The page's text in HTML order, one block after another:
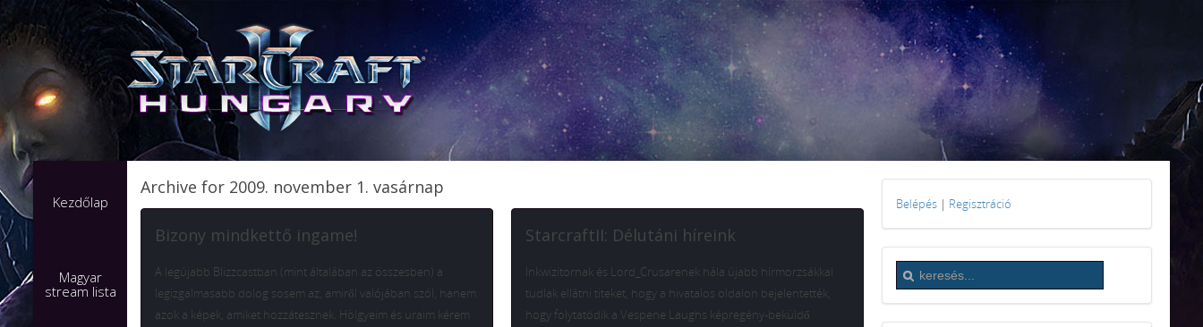
Kezdőlap
Magyar
stream lista
Archive for 2009. november 1. vasárnap
Bizony mindkettő ingame!
A legújabb Blizzcastban (mint általában az összesben) a
legizgalmasabb dolog sosem az, amiről valójában szól, hanem
azok a képek, amiket hozzátesznek. Hölgyeim és uraim kérem
StarcraftII: Délutáni híreink
Inkwizitornak és Lord_Crusarenek hála újabb hírmorzsákkal
tudlak ellátni titeket, hogy a hivatalos oldalon bejelentették,
hogy folytatódik a Vespene Laughs képregény-beküldő
Belépés | Regisztráció